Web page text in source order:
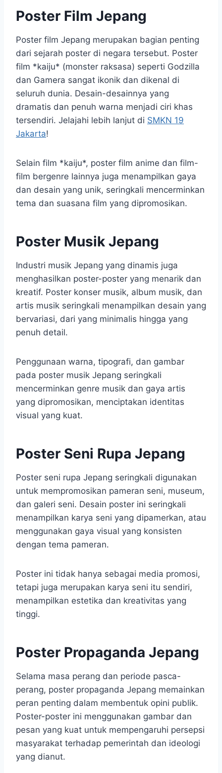
Poster Film Jepang
Poster film Jepang merupakan bagian penting
dari sejarah poster di negara tersebut. Poster
film *kaiju* (monster raksasa) seperti Godzilla
dan Gamera sangat ikonik dan dikenal di
seluruh dunia. Desain-desainnya yang
dramatis dan penuh warna menjadi ciri khas
tersendiri. Jelajahi lebih lanjut di SMKN 19
Jakarta!
Selain film *kaiju*, poster film anime dan film-
film bergenre lainnya juga menampilkan gaya
dan desain yang unik, seringkali mencerminkan
tema dan suasana film yang dipromosikan.
Poster Musik Jepang
Industri musik Jepang yang dinamis juga
menghasilkan poster-poster yang menarik dan
kreatif. Poster konser musik, album musik, dan
artis musik seringkali menampilkan desain yang
bervariasi, dari yang minimalis hingga yang
penuh detail.
Penggunaan warna, tipografi, dan gambar
pada poster musik Jepang seringkali
mencerminkan genre musik dan gaya artis
yang dipromosikan, menciptakan identitas
visual yang kuat.
Poster Seni Rupa Jepang
Poster seni rupa Jepang seringkali digunakan
untuk mempromosikan pameran seni, museum,
dan galeri seni. Desain poster ini seringkali
menampilkan karya seni yang dipamerkan, atau
menggunakan gaya visual yang konsisten
dengan tema pameran.
Poster ini tidak hanya sebagai media promosi,
tetapi juga merupakan karya seni itu sendiri,
menampilkan estetika dan kreativitas yang
tinggi.
Poster Propaganda Jepang
Selama masa perang dan periode pasca-
perang, poster propaganda Jepang memainkan
peran penting dalam membentuk opini publik.
Poster-poster ini menggunakan gambar dan
pesan yang kuat untuk mempengaruhi persepsi
masyarakat terhadap pemerintah dan ideologi
yang dianut.